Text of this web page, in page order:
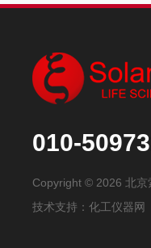
010-
Copyright © 2026 北京
技术支持：化工仪器网